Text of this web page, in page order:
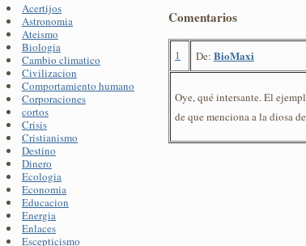
Acertijos
Astronomia
Ateismo
Biologia
Cambio climatico
Civilizacion
Comportamiento humano
Corporaciones
cortos
Crisis
Cristianismo
Destino
Dinero
Ecologia
Economia
Educacion
Energia
Enlaces
Escepticismo
Comentarios
1 De: BioMaxi
Oye, qué intersante. El
de que menciona a la diosa